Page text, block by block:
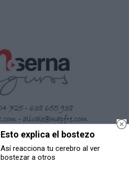
Esto explica el bostezo
Así reacciona tu cerebro al ver
bostezar a otros